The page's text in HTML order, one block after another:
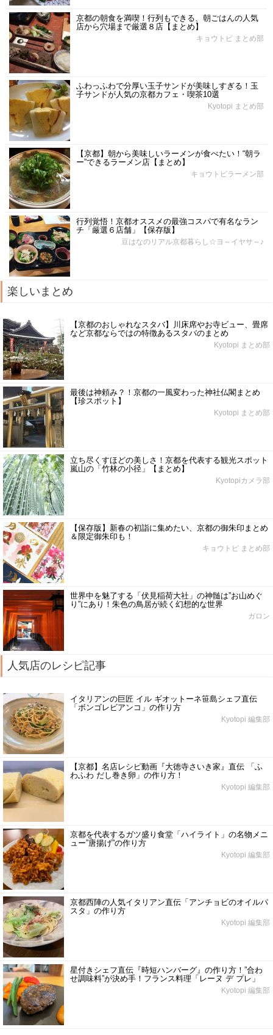
京都の朝食を満喫！行列もできる、朝ごはんの人気
店から穴場まで厳選８店【まとめ】
キョウトピ まとめ部
ふわっふわで分厚い玉子サンドが美味しすぎる！玉
子サンドが人気の京都カフェ・喫茶10選
Kyotopi まとめ部
【京都】朝から美味しいラーメンが食べたい！“朝ラ
ー”できるラーメン店【まとめ】
キョウトピラーメン部
行列覚悟！京都オススメの最強コスパで有名なラン
チ「厳選６店舗」【保存版】
豆はなのリアル京都暮らし☆ヨ～イヤサ～♪
楽しいまとめ
【京都のおしゃれなスタバ】川床席やお寺ビュー、畳席
など京都ならではの特徴あるスタバのまとめ
Kyotopi まとめ部
最後は神頼み？！京都の一風変わった神社仏閣まとめ
【珍スポット】
Kyotopi まとめ部
立ち尽くすほどの美しさ！京都を代表する観光スポット
嵐山の「竹林の小径」【まとめ】
Kyotopiカメラ部
【保存版】新春の初詣に集めたい、京都の御朱印まとめ
＆限定御朱印も！
キョウトピ まとめ部
世界中を魅了する「伏見稲荷大社」の神髄は”お山めぐ
り”にあり！朱色の鳥居が続く幻想的な世界
ガロン
人気店のレシピ記事
イタリアンの巨匠 イル ギオットーネ笹島シェフ直伝
「ボンゴレビアンコ」の作り方
Kyotopi 編集部
【京都】名店レシピ動画『大徳寺さいき家』直伝 「ふ
わふわ だし巻き卵」の作り方！
Kyotopi 編集部
京都を代表するガツ盛り食堂「ハイライト」の名物メニ
ュー”唐揚げ”の作り方
Kyotopi 編集部
京都西陣の人気イタリアン直伝「アンチョビのオイルパ
スタ」の作り方
Kyotopi 編集部
星付きシェフ直伝『時短ハンバーグ』の作り方！”合わ
せ調味料”が決め手！フランス料理「レーヌ デ プレ」
Kyotopi 編集部